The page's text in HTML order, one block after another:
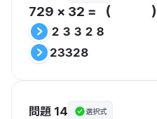
729 × 32 = （　　　）
２３３２８
23328
問題 14 選択式